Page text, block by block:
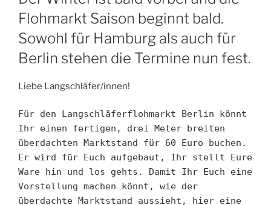
n
p
k
o
m
e m ss g
er
a
dl
y
c
h
at
Flohmarkt Saison beginnt bald.
Sowohl für Hamburg als auch für
Berlin stehen die Termine nun fest.
Liebe Langschläfer/innen!
Für den Langschläferflohmarkt Berlin könnt
Ihr einen fertigen, drei Meter breiten
überdachten Marktstand für 60 Euro buchen.
Er wird für Euch aufgebaut, Ihr stellt Eure
Ware hin und los gehts. Damit Ihr Euch eine
Vorstellung machen könnt, wie der
überdachte Marktstand aussieht, hier eine